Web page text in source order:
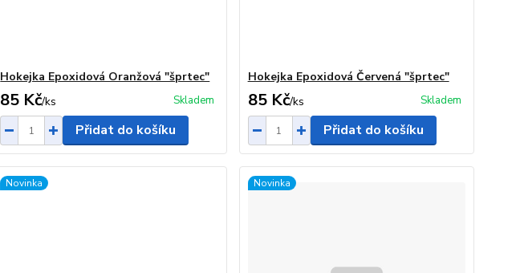
Hokejka Epoxidová Oranžová "šprtec"
85 Kč/ks Skladem
Přidat do košíku
Hokejka Epoxidová Červená "šprtec"
85 Kč/ks Skladem
Přidat do košíku
Novinka Novinka